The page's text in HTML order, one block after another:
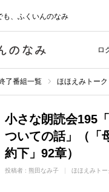
も、ふくいんのなみ
ロ
了番組一覧 ほほえみトーク
小さな朗読会195
ついての話」（「
約下」92章）
投稿者 : 熊田なみ子 ほほえみトー